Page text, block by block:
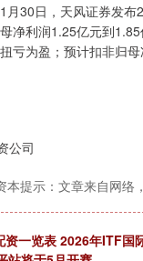
月30日，天风证券发布
净利润1.25亿元到
亏为盈；预计扣非归
公司
本提示：文章来自网络
资一览表 2026年ITF国